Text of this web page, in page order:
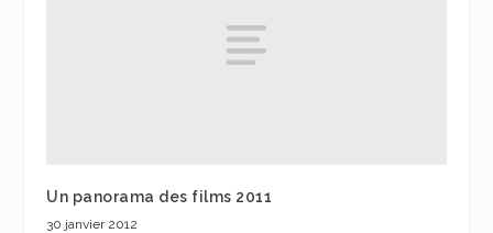
Un panorama des films 2011
30 janvier 2012